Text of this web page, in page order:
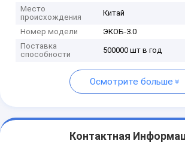
Место
происхождения
Китай
Номер модели
ЭКОБ-3.0
Поставка
способности
500000 шт в год
Осмотрите больше
Контактная